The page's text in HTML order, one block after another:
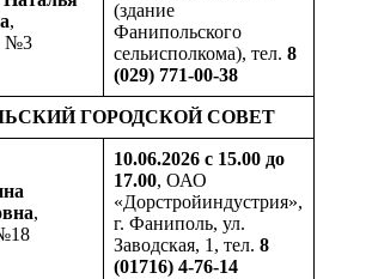
,
№3
(здание
Фанипольского
сельисполкома), тел. 8
(029) 771-00-38
ГОРОДСКОЙ СОВЕТ
,
10.06.2026 с 15.00 до
17.00, ОАО
«Дорстройиндустрия»,
г. Фаниполь, ул.
Заводская, 1, тел. 8
(01716) 4-76-14